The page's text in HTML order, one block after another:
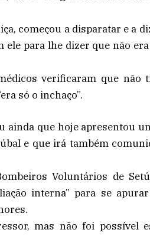
começou a disparatar e a
para lhe dizer que não
verificaram que não
só o inchaço”.
ainda que hoje apresentou
e que irá também
Voluntários de
interna” para se
mas não foi possível